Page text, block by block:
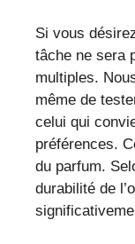
Si vous
tâche ne sera
multiples.
même de
celui qui
préférences.
du parfum.
durabilité de